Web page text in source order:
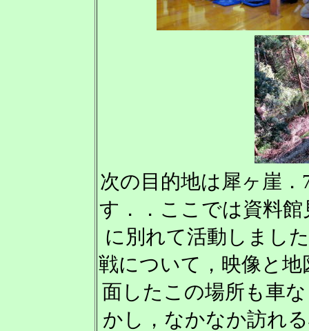
次の目的地は犀ヶ崖
す．．ここでは資料
に別れて活動しまし
戦について，映像と
面したこの場所も車
かし，なかなか訪れ